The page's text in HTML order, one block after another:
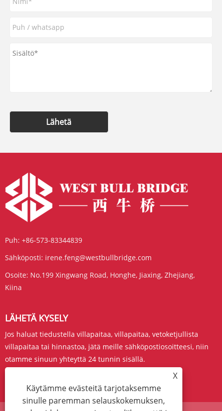
Lähetä
Puh: +86-573-83344839
Sähköposti: irene.feng@westbullbridge.com
Osoite: No.199 Xingwang Road, Honghe, Jiaxing, Zhejiang,
Kiina
LÄHETÄ KYSELY
Jos haluat tiedustella villapaitaa, villapaitaa, vetoketjullista
villapaitaa tai hinnastoa, jätä meille sähköpostiosoitteesi, niin
otamme sinuun yhteyttä 24 tunnin sisällä.
X
Käytämme evästeitä tarjotaksemme
sinulle paremman selauskokemuksen,